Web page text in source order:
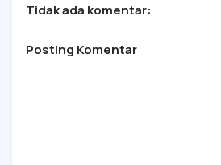
Tidak ada komentar:
Posting Komentar